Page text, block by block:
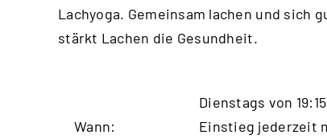
Lachyoga. Gemeinsam lachen und sich
stärkt Lachen die Gesundheit.
Wann:
Dienstags von
Einstieg jederzeit